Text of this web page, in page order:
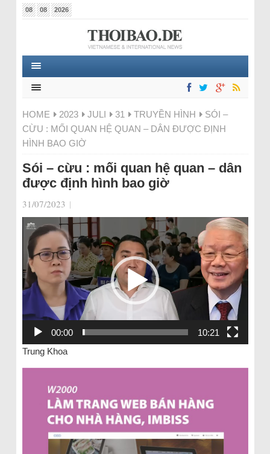
08 08 2026
HOME 2023 JULI 31 TRUYỀN HÌNH
SÓI –
CỪU : MỐI QUAN HỆ QUAN – DÂN ĐƯỢC ĐỊNH
HÌNH BAO GIỜ
Sói – cừu : mối quan hệ quan – dân
được định hình bao giờ
31/07/2023 |
Video-
Player
00:00
10:21
Trung Khoa